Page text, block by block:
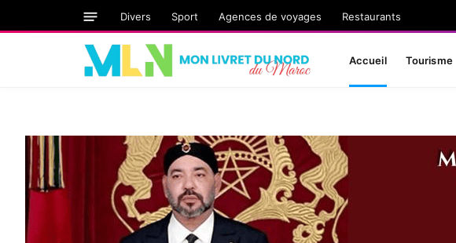
Divers Sport Agences de voyages Restaurants
Accueil Tourisme